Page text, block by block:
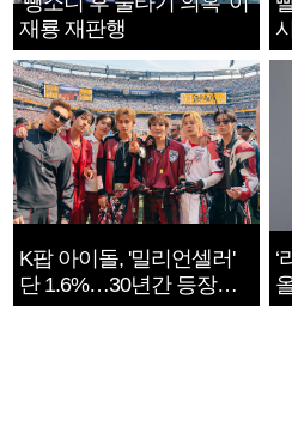
재룡 재판행
K팝 아이돌, '밀리언셀러'
단 1.6%…30년간 등장
1182개팀 전수조사
‘